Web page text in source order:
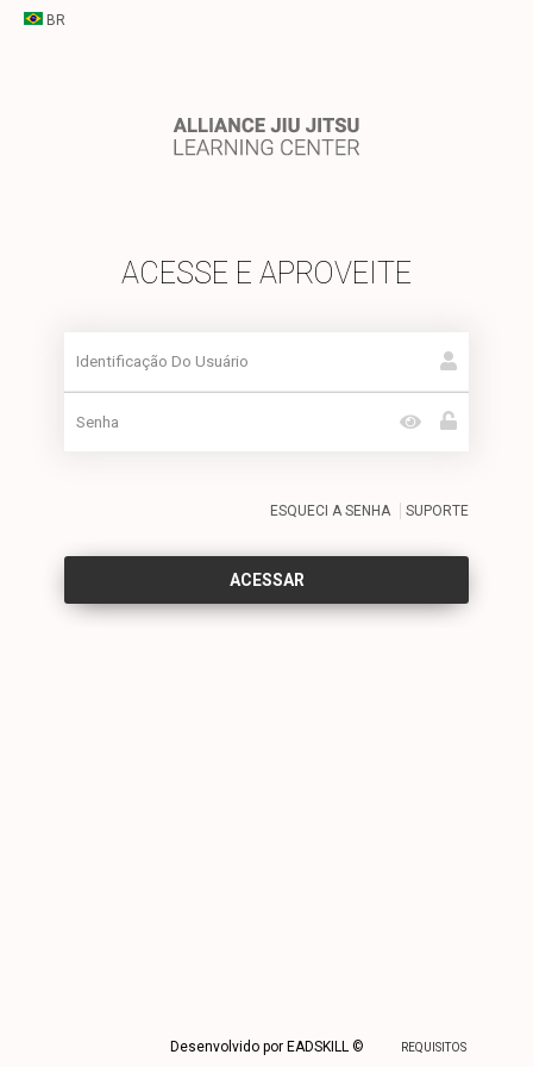
ACESSE E APROVEITE
ESQUECI A SENHA SUPORTE
Desenvolvido por EADSKILL © REQUISITOS
BR